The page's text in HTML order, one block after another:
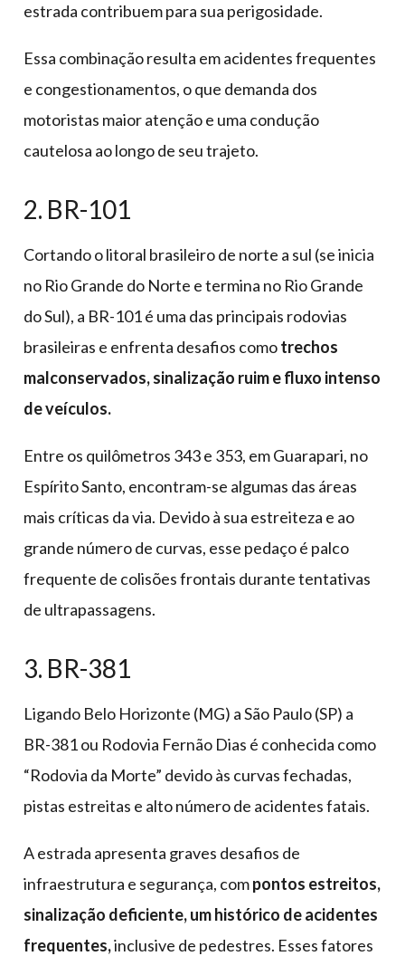
estrada contribuem para sua perigosidade.
Essa combinação resulta em acidentes frequentes
e congestionamentos, o que demanda dos
motoristas maior atenção e uma condução
cautelosa ao longo de seu trajeto.
2. BR-101
Cortando o litoral brasileiro de norte a sul (se inicia
no Rio Grande do Norte e termina no Rio Grande
do Sul), a BR-101 é uma das principais rodovias
brasileiras e enfrenta desafios comotrechos
malconservados, sinalização ruim e fluxo intenso
de veículos.
Entre os quilômetros 343 e 353, em Guarapari, no
Espírito Santo, encontram-se algumas das áreas
mais críticas da via. Devido à sua estreiteza e ao
grande número de curvas, esse pedaço é palco
frequente de colisões frontais durante tentativas
de ultrapassagens.
3. BR-381
Ligando Belo Horizonte (MG) a São Paulo (SP) a
BR-381 ou Rodovia Fernão Dias é conhecida como
“Rodovia da Morte” devido às curvas fechadas,
pistas estreitas e alto número de acidentes fatais.
A estrada apresenta graves desafios de
infraestrutura e segurança, compontos estreitos,
sinalização deficiente, um histórico de acidentes
frequentes,inclusive de pedestres. Esses fatores